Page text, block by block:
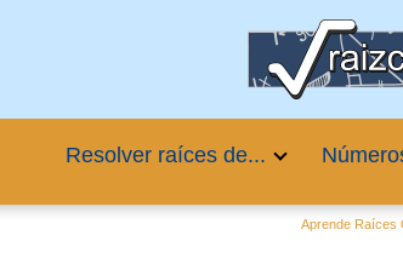
Resolver raíces de...
Aprende Raíces